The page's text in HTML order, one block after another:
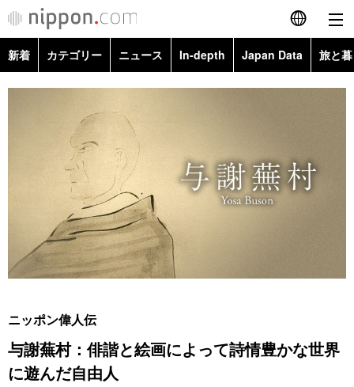
English
Français
カテゴリー
政治・外交
経済・ビジネス
社会
文化
ニュース
トップ
In-depth
旅と暮らし
動画/Live
新着 カテゴリー ニュース In-depth Japan Data 旅と
政治・外交
経済・ビジネス
国際・海外
文化
スポーツ・東京2020
Topics
People
ニッポン偉人伝
与謝蕪村：俳諧と絵画によって詩情豊かな世界
に遊んだ自由人